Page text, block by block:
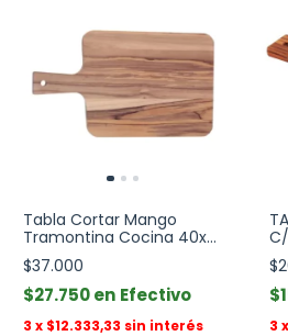
Tabla Cortar Mango
Tramontina Cocina 40x21
Cm
$37.000
$27.750 Efectivo
3 x $12.333,33 sin interés
C/
3 x